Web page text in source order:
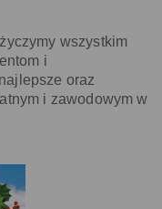
wszystkim
i
oraz
i zawodowym w